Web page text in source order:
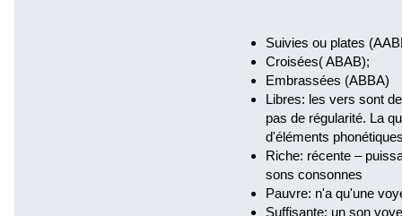
Suivies ou plates
Croisées( ABAB);
Embrassées (ABBA)
Libres: les vers sont
pas de régularité. La
d'éléments
Riche: récente –
sons consonnes
Pauvre: n'a qu'une
Suffisante: un son